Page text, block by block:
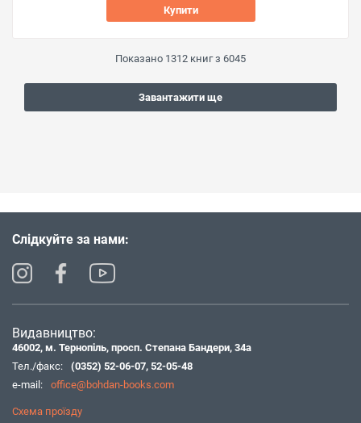
Купити
Показано 1312 книг з 6045
Завантажити ще
Слідкуйте за нами:
Видавництво:
46002, м. Тернопіль, просп. Степана Бандери, 34а
Тел./факс:
(0352) 52-06-07, 52-05-48
e-mail:
office@bohdan-books.com
Схема проїзду